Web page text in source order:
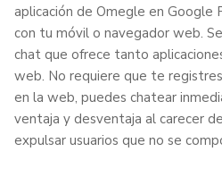
aplicación de Omegle en Google
con tu móvil o navegador web.
chat que ofrece tanto
web. No requiere que te
en la web, puedes chatear
ventaja y desventaja al carecer
expulsar usuarios que no se